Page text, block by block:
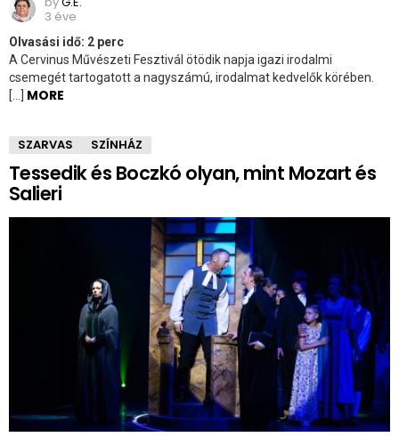
3 éve
Olvasási idő: 2 perc
A Cervinus Művészeti Fesztivál ötödik napja igazi irodalmi
csemegét tartogatott a nagyszámú, irodalmat kedvelők körében.
[…] MORE
SZARVAS SZÍNHÁZ
Tessedik és Boczkó olyan, mint Mozart és
Salieri